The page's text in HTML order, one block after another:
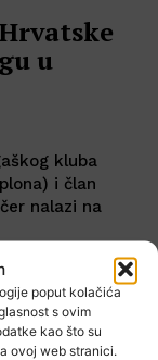
poput kolačića
s ovim
kao što su
ovoj web stranici.
u
kluba
i član
nalazi na